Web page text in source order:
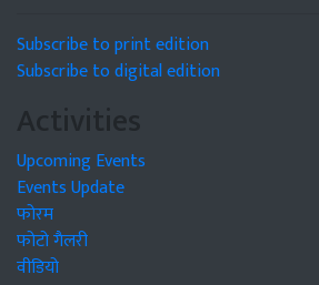
Subscribe to print edition
Subscribe to digital edition
Activities
Upcoming Events
Events Update
फोरम
फोटो गैलरी
वीडियो